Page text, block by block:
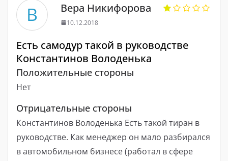
В Вера Никифорова
10.12.2018
Есть самодур такой в руководстве
Константинов Володенька
Положительные стороны
Нет
Отрицательные стороны
Константинов Володенька Есть такой тиран в
руководстве. Как менеджер он мало разбирался
в автомобильном бизнесе (работал в сфере